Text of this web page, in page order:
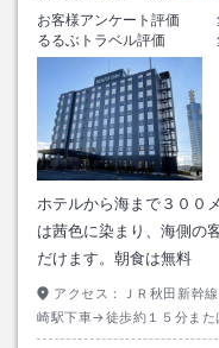
お客様アンケート評価
るるぶトラベル評価
ホテルから海まで３００
は茜色に染まり、海側の
だけます。朝食は無料
アクセス：
ＪＲ秋田新幹
崎駅下車→徒歩約１５分また